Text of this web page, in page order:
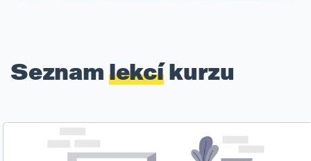
Seznam lekcíkurzu